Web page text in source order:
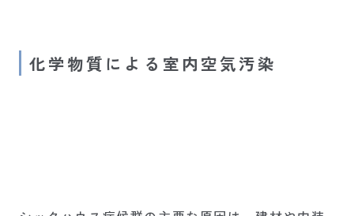
化学物質による室内空気汚染